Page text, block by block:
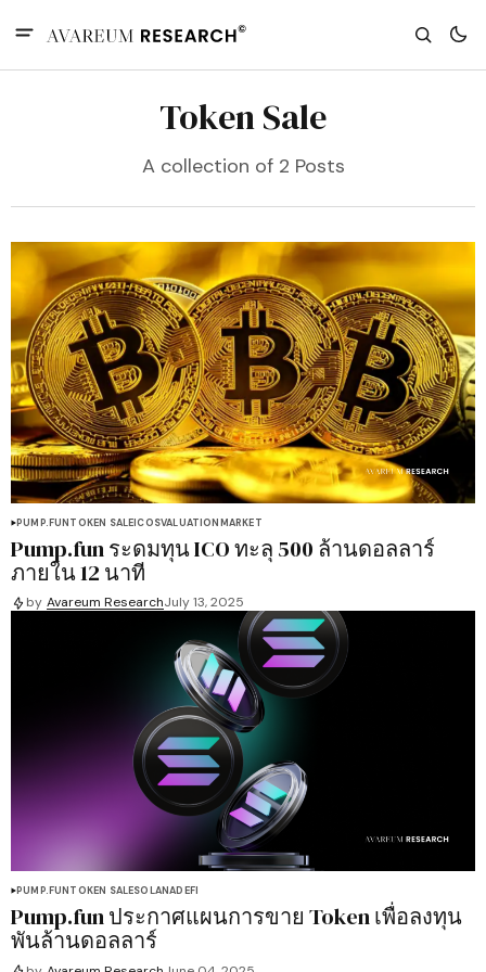
Token Sale
A collection of 2 Posts
PUMP.FUNTOKEN SALEICOSVALUATIONMARKET
Pump.fun ระดมทุน ICO ทะลุ 500 ล้านดอลลาร์
ภายใน 12 นาที
by Avareum ResearchJuly 13, 2025
PUMP.FUNTOKEN SALESOLANADEFI
Pump.fun ประกาศแผนการขาย Token เพื่อลงทุน
พันล้านดอลลาร์